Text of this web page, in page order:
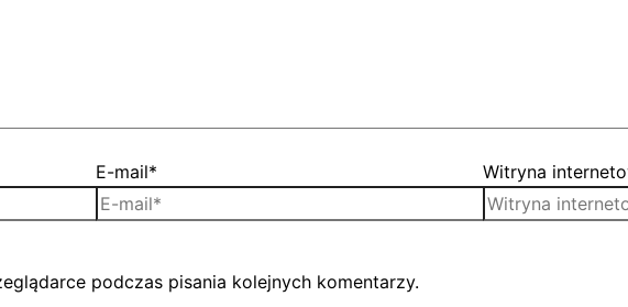
E-mail* Witryna
podczas pisania kolejnych komentarzy.